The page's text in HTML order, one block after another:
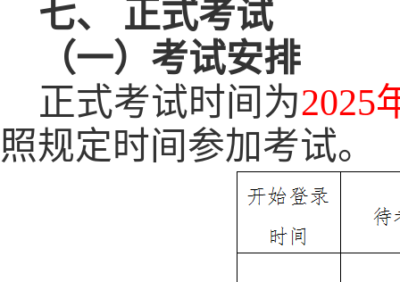
七、 正式考试
（一）考试安排
正式考试时间 为2025
照规定时间参加考试。